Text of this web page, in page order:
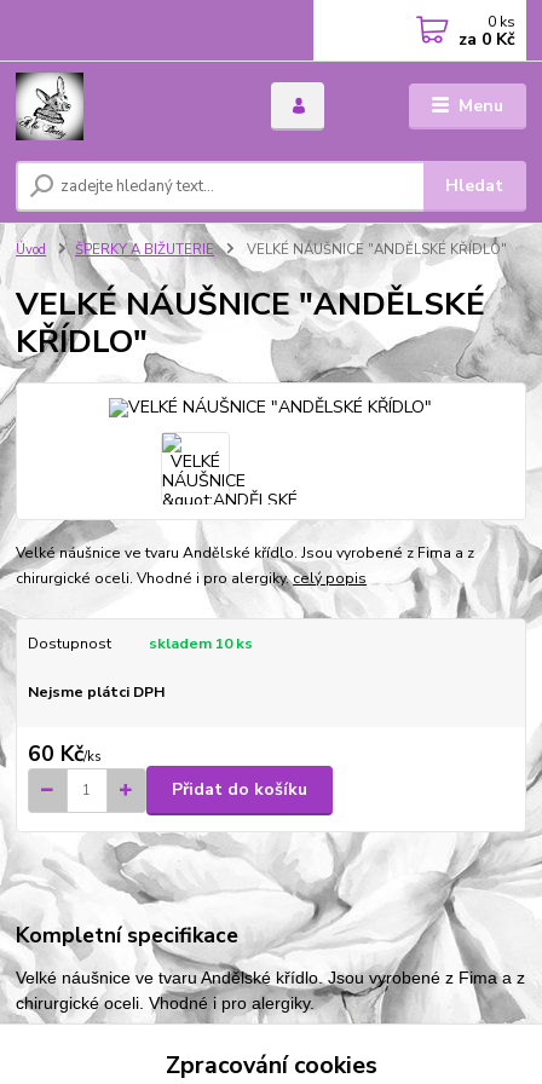
Menu
Hledat
0 ks
za 0 Kč
Úvod ŠPERKY A BIŽUTERIE VELKÉ NÁUŠNICE "ANDĚLSKÉ KŘÍDLO"
VELKÉ NÁUŠNICE "ANDĚLSKÉ
KŘÍDLO"
Velké náušnice ve tvaru Andělské křídlo. Jsou vyrobené z Fima a z
chirurgické oceli. Vhodné i pro alergiky.celý popis
Dostupnost skladem 10 ks
Nejsme plátci DPH
60 Kč/ks
Přidat do košíku
Kompletní specifikace
Velké náušnice ve tvaru Andělské křídlo. Jsou vyrobené z Fima a z
chirurgické oceli. Vhodné i pro alergiky.
Zpracování cookies